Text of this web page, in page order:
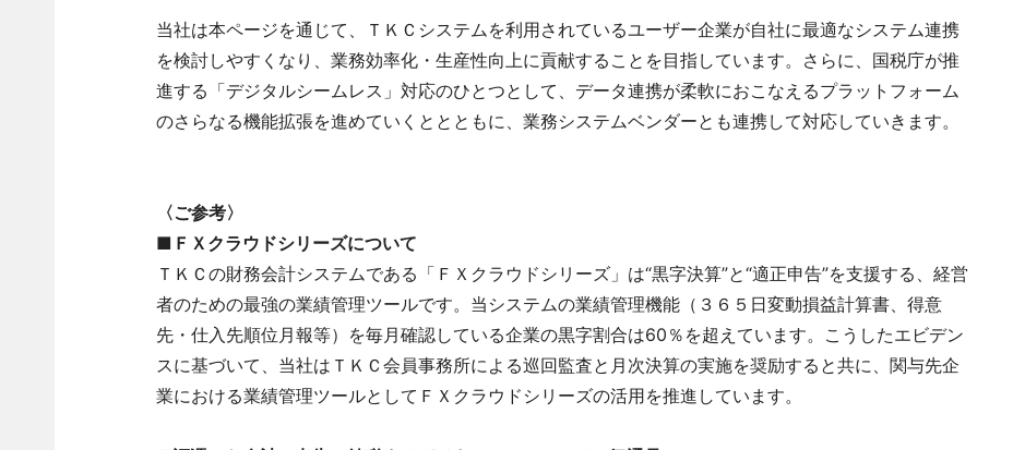
当社は本ページを通じて、ＴＫＣシステムを利用されているユーザー企業が自社に最適なシステム連携
を検討しやすくなり、業務効率化・生産性向上に貢献することを目指しています。さらに、国税庁が推
進する「デジタルシームレス」対応のひとつとして、データ連携が柔軟におこなえるプラットフォーム
のさらなる機能拡張を進めていくととともに、業務システムベンダーとも連携して対応していきます。
〈ご参考〉
■ＦＸクラウドシリーズについて
ＴＫＣの財務会計システムである「ＦＸクラウドシリーズ」は“黒字決算”と“適正申告”を支援する、経営
者のための最強の業績管理ツールです。当システムの業績管理機能（３６５日変動損益計算書、得意
先・仕入先順位月報等）を毎月確認している企業の黒字割合は60％を超えています。こうしたエビデン
スに基づいて、当社はＴＫＣ会員事務所による巡回監査と月次決算の実施を奨励すると共に、関与先企
業における業績管理ツールとしてＦＸクラウドシリーズの活用を推進しています。